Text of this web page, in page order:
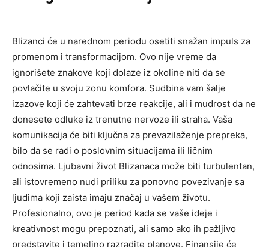
Blizanci će u narednom periodu osetiti snažan impuls za
promenom i transformacijom. Ovo nije vreme da
ignorišete znakove koji dolaze iz okoline niti da se
povlačite u svoju zonu komfora. Sudbina vam šalje
izazove koji će zahtevati brze reakcije, ali i mudrost da ne
donesete odluke iz trenutne nervoze ili straha. Vaša
komunikacija će biti ključna za prevazilaženje prepreka,
bilo da se radi o poslovnim situacijama ili ličnim
odnosima. Ljubavni život Blizanaca može biti turbulentan,
ali istovremeno nudi priliku za ponovno povezivanje sa
ljudima koji zaista imaju značaj u vašem životu.
Profesionalno, ovo je period kada se vaše ideje i
kreativnost mogu prepoznati, ali samo ako ih pažljivo
predstavite i temeljno razradite planove. Finansije će